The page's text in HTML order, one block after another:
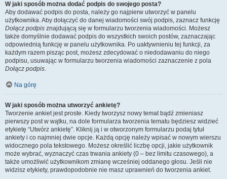
W jaki sposób można dodać podpis do swojego posta?
Aby dodawać podpis do posta, należy go najpierw utworzyć w panelu
użytkownika. Aby dołączyć do danej wiadomości swój podpis, zaznacz funkcję
Dołącz podpis znajdującą się w formularzu tworzenia wiadomości. Możesz
także domyślnie dodawać podpis do wszystkich swoich postów, zaznaczając
odpowiednią funkcję w panelu użytkownika. Po uaktywnieniu tej funkcji, za
każdym razem pisząc post, możesz zdecydować o niedodawaniu do niego
podpisu, usuwając w formularzu tworzenia wiadomości zaznaczenie z pola
Dołącz podpis.
Na górę
W jaki sposób można utworzyć ankietę?
Tworzenie ankiet jest proste. Kiedy tworzysz nowy temat bądź zmieniasz
pierwszy post w wątku, na dole formularza tworzenia tematu będziesz widzieć
etykietę “Utwórz ankietę”. Kliknij ją i w otworzonym formularzu podaj tytuł
ankiety i co najmniej dwie opcje. Każdą opcję należy wpisać w nowym wierszu
widocznego pola tekstowego. Możesz określić liczbę opcji, jakie użytkownik
może wybrać, wyznaczyć czas trwania ankiety (0 – bez limitu czasowego), a
także umożliwić użytkownikom zmianę wcześniej oddanego głosu. Jeśli nie
widzisz etykiety, prawdopodobnie nie masz uprawnień do tworzenia ankiet.